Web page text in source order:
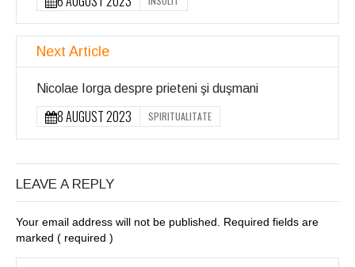
Next Article
Nicolae Iorga despre prieteni şi duşmani
8 AUGUST 2023 SPIRITUALITATE
LEAVE A REPLY
Your email address will not be published. Required fields are
marked ( required )